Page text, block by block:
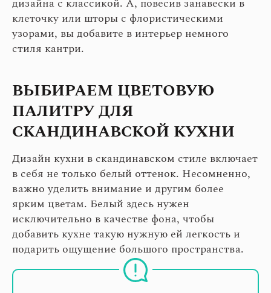
дизайна с классикой. А, повесив занавески в
клеточку или шторы с флористическими
узорами, вы добавите в интерьер немного
стиля кантри.
ВЫБИРАЕМ ЦВЕТОВУЮ
ПАЛИТРУ ДЛЯ
СКАНДИНАВСКОЙ КУХНИ
Дизайн кухни в скандинавском стиле включает
в себя не только белый оттенок. Несомненно,
важно уделить внимание и другим более
ярким цветам. Белый здесь нужен
исключительно в качестве фона, чтобы
добавить кухне такую нужную ей легкость и
подарить ощущение большого пространства.